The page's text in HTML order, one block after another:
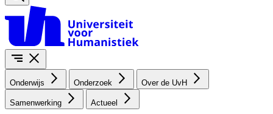
Onderwijs Onderzoek Over de UvH
Samenwerking Actueel